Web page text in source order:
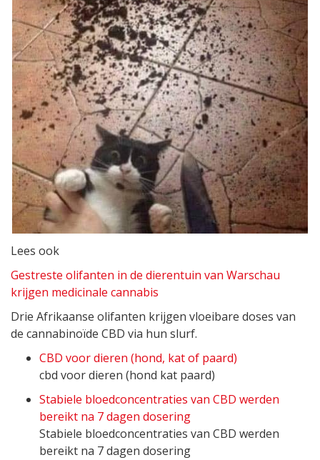
Lees ook
Gestreste olifanten in de dierentuin van Warschau
krijgen medicinale cannabis
Drie Afrikaanse olifanten krijgen vloeibare doses van
de cannabinoïde CBD via hun slurf.
CBD voor dieren (hond, kat of paard)
cbd voor dieren (hond kat paard)
Stabiele bloedconcentraties van CBD werden
bereikt na 7 dagen dosering
Stabiele bloedconcentraties van CBD werden
bereikt na 7 dagen dosering